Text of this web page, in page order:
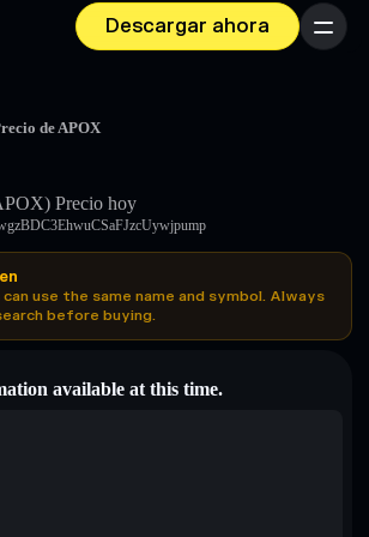
Descargar ahora Menú
de APOX
Precio hoy
use the same name and symbol. Always
before buying.
available at this time.